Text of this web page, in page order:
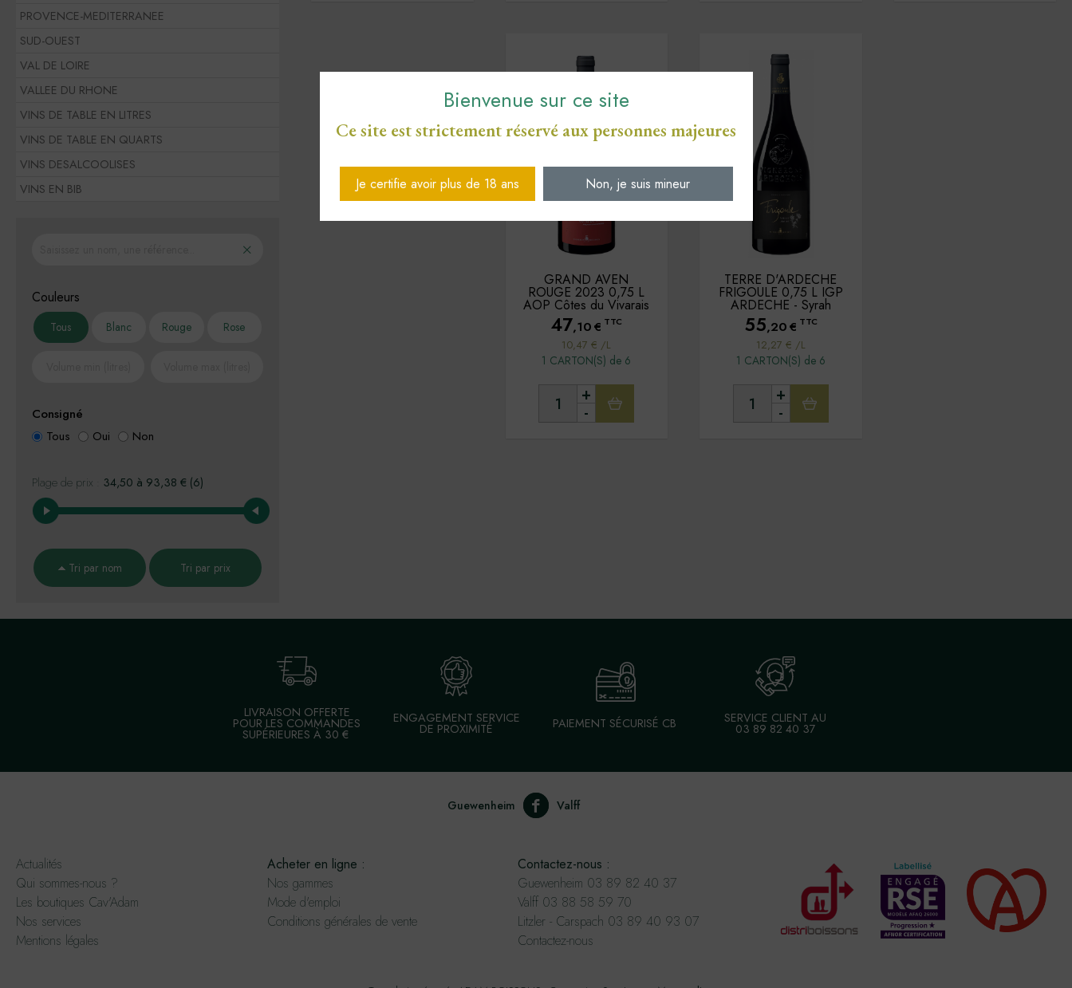
PROVENCE-MEDITERRANEE
SUD-OUEST
VAL DE LOIRE
VALLEE DU RHONE
VINS DE TABLE EN LITRES
VINS DE TABLE EN QUARTS
VINS DESALCOOLISES
VINS EN BIB
Couleurs
Rose
Rouge
Blanc
Tous
Consigné
Tous
Oui Non
Plage de prix : 34,50 à 93,38 € (6)
Tri par nom Tri par prix
GRAND AVEN
ROUGE 2023 0,75 L
AOP Côtes du Vivarais
47,10€ TTC
10,47 € /L
1 CARTON(S) de 6
-
+
TERRE D'ARDECHE
FRIGOULE 0,75 L IGP
ARDECHE - Syrah
55,20€ TTC
12,27 € /L
1 CARTON(S) de 6
-
+
LIVRAISON OFFERTE
POUR LES COMMANDES
SUPÉRIEURES À 30 €
ENGAGEMENT SERVICE
DE PROXIMITÉ PAIEMENT SÉCURISÉ CB SERVICE CLIENT AU
03 89 82 40 37
Guewenheim Valff
Actualités
Qui sommes-nous ?
Les boutiques Cav'Adam
Nos services
Mentions légales
Acheter en ligne :
Nos gammes
Mode d'emploi
Conditions générales de vente
Contactez-nous :
Guewenheim 03 89 82 40 37
Valff 03 88 58 59 70
Litzler - Carspach 03 89 40 93 07
Contactez-nous
Bienvenue sur ce site
Ce site est strictement réservé aux personnes majeures
Je certifie avoir plus de 18 ans Non, je suis mineur